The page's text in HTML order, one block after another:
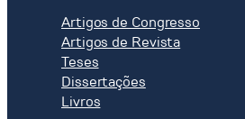
Artigos de Congresso
Artigos de Revista
Teses
Dissertações
Livros